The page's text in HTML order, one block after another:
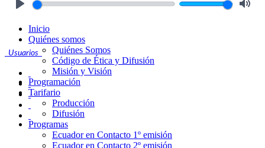
Usuarios
Inicio
Quiénes somos
Quiénes Somos
Código de Ética y Difusión
Misión y Visión
Programación
Tarifario
Producción
Difusión
Programas
Ecuador en Contacto 1º emisión
Ecuador en Contacto 2º emisión